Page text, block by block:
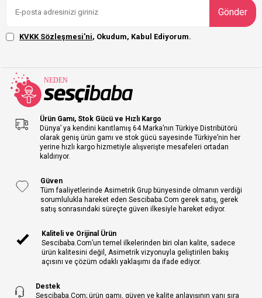
Gönder
KVKK Sözleşmesi'ni, Okudum, Kabul Ediyorum.
Ürün Gamı, Stok Gücü ve Hızlı Kargo
Dünya’ ya kendini kanıtlamış 64 Marka’nın Türkiye Distribütörü
olarak geniş ürün gamı ve stok gücü sayesinde Türkiye’nin her
yerine hızlı kargo hizmetiyle alışverişte mesafeleri ortadan
kaldırıyor.
Güven
Tüm faaliyetlerinde Asimetrik Grup bünyesinde olmanın verdiği
sorumlulukla hareket eden Sescibaba.Com gerek satış, gerek
satış sonrasındaki süreçte güven ilkesiyle hareket ediyor.
Kaliteli ve Orijinal Ürün
Sescibaba.Com’un temel ilkelerinden biri olan kalite, sadece
ürün kalitesini değil, Asimetrik vizyonuyla geliştirilen bakış
açısını ve çözüm odaklı yaklaşımı da ifade ediyor.
Destek
Sescibaba.Com; ürün gamı, güven ve kalite anlayışının yanı sıra